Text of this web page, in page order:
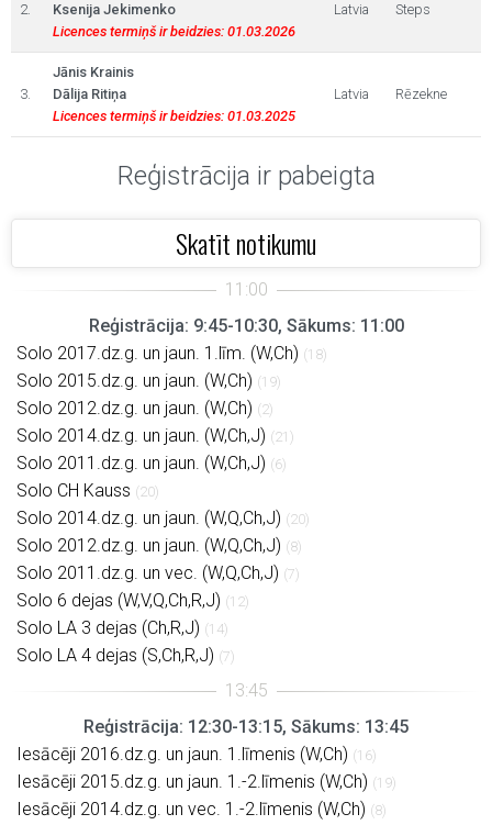
2.
Ksenija Jekimenko
Licences termiņš ir beidzies: 01.03.2026
Latvia Steps
3.
Jānis Krainis
Dālija Ritiņa
Licences termiņš ir beidzies: 01.03.2025
Latvia Rēzekne
Reģistrācija ir pabeigta
Skatīt notikumu
Reģistrācija: 9:45-10:30, Sākums: 11:00
Solo 2017.dz.g. un jaun. 1.līm. (W,Ch) (18)
Solo 2015.dz.g. un jaun. (W,Ch) (19)
Solo 2012.dz.g. un jaun. (W,Ch) (2)
Solo 2014.dz.g. un jaun. (W,Ch,J) (21)
Solo 2011.dz.g. un jaun. (W,Ch,J) (6)
Solo CH Kauss (20)
Solo 2014.dz.g. un jaun. (W,Q,Ch,J) (20)
Solo 2012.dz.g. un jaun. (W,Q,Ch,J) (8)
Solo 2011.dz.g. un vec. (W,Q,Ch,J) (7)
Solo 6 dejas (W,V,Q,Ch,R,J) (12)
Solo LA 3 dejas (Ch,R,J) (14)
Solo LA 4 dejas (S,Ch,R,J) (7)
Reģistrācija: 12:30-13:15, Sākums: 13:45
Iesācēji 2016.dz.g. un jaun. 1.līmenis (W,Ch) (16)
Iesācēji 2015.dz.g. un jaun. 1.-2.līmenis (W,Ch) (19)
Iesācēji 2014.dz.g. un vec. 1.-2.līmenis (W,Ch) (8)